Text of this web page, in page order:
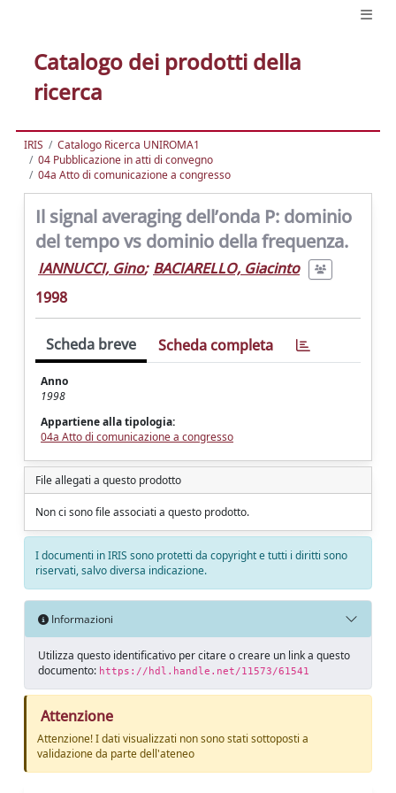
Catalogo dei prodotti della
ricerca
IRIS
Catalogo Ricerca UNIROMA1
04 Pubblicazione in atti di convegno
04a Atto di comunicazione a congresso
Il signal averaging dell’onda P: dominio
del tempo vs dominio della frequenza.
IANNUCCI, Gino; BACIARELLO, Giacinto
1998
Scheda breve Scheda completa
Anno
1998
Appartiene alla tipologia:
04a Atto di comunicazione a congresso
File allegati a questo prodotto
Non ci sono file associati a questo prodotto.
I documenti in IRIS sono protetti da copyright e tutti i diritti sono
riservati, salvo diversa indicazione.
Informazioni
Utilizza questo identificativo per citare o creare un link a questo
documento: https://hdl.handle.net/11573/61541
Attenzione
Attenzione! I dati visualizzati non sono stati sottoposti a
validazione da parte dell'ateneo